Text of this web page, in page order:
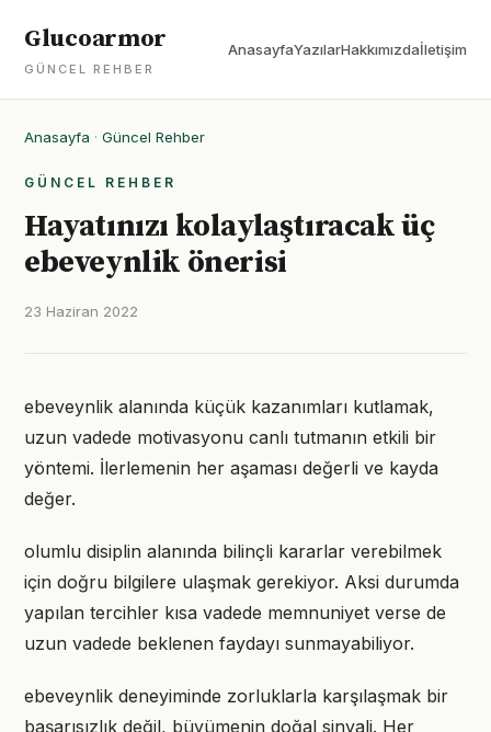
Glucoarmor
GÜNCEL REHBER
AnasayfaYazılarHakkımızdaİletişim
Anasayfa · Güncel Rehber
GÜNCEL REHBER
Hayatınızı kolaylaştıracak üç
ebeveynlik önerisi
23 Haziran 2022
ebeveynlik alanında küçük kazanımları kutlamak,
uzun vadede motivasyonu canlı tutmanın etkili bir
yöntemi. İlerlemenin her aşaması değerli ve kayda
değer.
olumlu disiplin alanında bilinçli kararlar verebilmek
için doğru bilgilere ulaşmak gerekiyor. Aksi durumda
yapılan tercihler kısa vadede memnuniyet verse de
uzun vadede beklenen faydayı sunmayabiliyor.
ebeveynlik deneyiminde zorluklarla karşılaşmak bir
başarısızlık değil, büyümenin doğal sinyali. Her